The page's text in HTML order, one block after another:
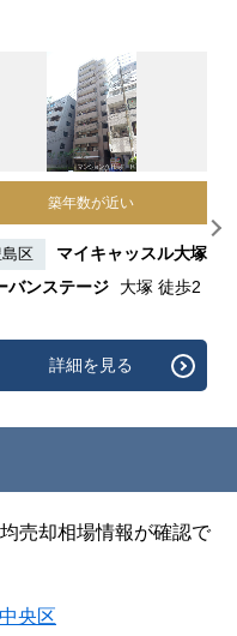
築年数が近い
島区
マイキャッスル大塚
バンステージ
大塚 徒歩2
詳細を見る
売却相場情報が確認で
中央区